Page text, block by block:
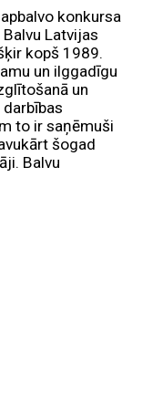
konkursa
Balvu Latvijas
kopš 1989.
un ilggadīgu
un
to ir saņēmuši
šogad
Balvu